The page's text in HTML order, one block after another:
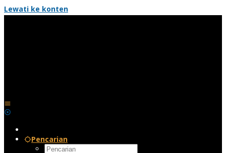
Lewati ke konten
Pencarian